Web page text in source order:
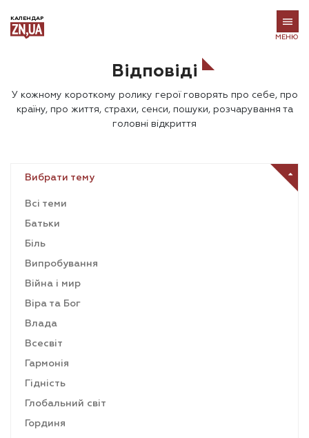
КАЛЕНДАР
МЕНЮ
Відповіді
У кожному короткому ролику герої говорять про себе, про
країну, про життя, страхи, сенси, пошуки, розчарування та
головні відкриття
Вибрати тему
Всі теми
Батьки
Біль
Випробування
Війна і мир
Віра та Бог
Влада
Всесвіт
Гармонія
Гідність
Глобальний світ
Гординя